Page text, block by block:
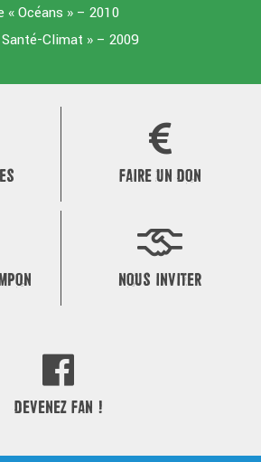
Océans » – 2010
Climat » – 2009
FAIRE UN DON
NOUS INVITER
DEVENEZ FAN !